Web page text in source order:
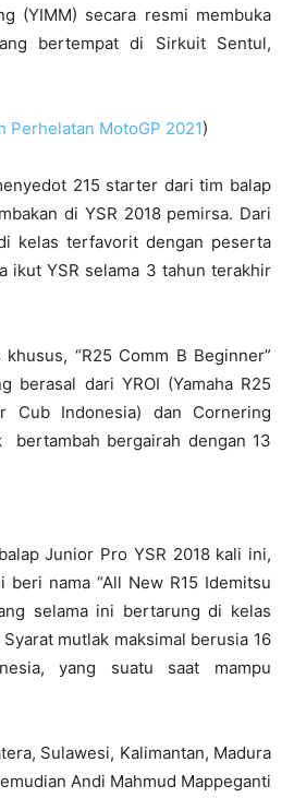
(YIMM) secara resmi membuka
bertempat di Sirkuit Sentul,
MotoGP 2021)
215 starter dari tim balap
di YSR 2018 pemirsa. Dari
kelas terfavorit dengan peserta
ikut YSR selama 3 tahun terakhir
“R25 Comm B Beginner”
berasal dari YROI (Yamaha R25
Cub Indonesia) dan Cornering
bertambah bergairah dengan 13
Junior Pro YSR 2018 kali ini,
nama “All New R15 Idemitsu
selama ini bertarung di kelas
mutlak maksimal berusia 16
yang suatu saat mampu
Sulawesi, Kalimantan, Madura
Andi Mahmud Mappeganti